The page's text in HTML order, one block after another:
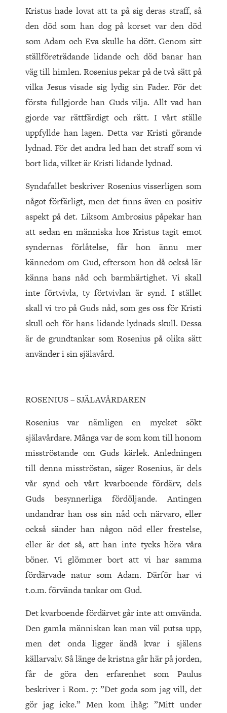
Kristus hade lovat att ta på sig deras straff, så
den död som han dog på korset var den död
som Adam och Eva skulle ha dött. Genom sitt
ställföreträdande lidande och död banar han
väg till himlen. Rosenius pekar på de två sätt på
vilka Jesus visade sig lydig sin Fader. För det
första fullgjorde han Guds vilja. Allt vad han
gjorde var rättfärdigt och rätt. I vårt ställe
uppfyllde han lagen. Detta var Kristi görande
lydnad. För det andra led han det straff som vi
bort lida, vilket är Kristi lidande lydnad.
Syndafallet beskriver Rosenius visserligen som
något förfärligt, men det finns även en positiv
aspekt på det. Liksom Ambrosius påpekar han
att sedan en människa hos Kristus tagit emot
syndernas förlåtelse, får hon ännu mer
kännedom om Gud, eftersom hon då också lär
känna hans nåd och barmhärtighet. Vi skall
inte förtvivla, ty förtvivlan är synd. I stället
skall vi tro på Guds nåd, som ges oss för Kristi
skull och för hans lidande lydnads skull. Dessa
är de grundtankar som Rosenius på olika sätt
använder i sin själavård.
ROSENIUS – SJÄLAVÅRDAREN
Rosenius var nämligen en mycket sökt
själavårdare. Många var de som kom till honom
misströstande om Guds kärlek. Anledningen
till denna misströstan, säger Rosenius, är dels
vår synd och vårt kvarboende fördärv, dels
Guds besynnerliga fördöljande. Antingen
undandrar han oss sin nåd och närvaro, eller
också sänder han någon nöd eller frestelse,
eller är det så, att han inte tycks höra våra
böner. Vi glömmer bort att vi har samma
fördärvade natur som Adam. Därför har vi
t.o.m. förvända tankar om Gud.
Det kvarboende fördärvet går inte att omvända.
Den gamla människan kan man väl putsa upp,
men det onda ligger ändå kvar i själens
källarvalv. Så länge de kristna går här på jorden,
får de göra den erfarenhet som Paulus
beskriver i Rom. 7: ”Det goda som jag vill, det
gör jag icke.” Men kom ihåg: ”Mitt under